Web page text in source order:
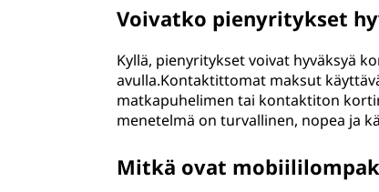
Voivatko pienyritykset
Kyllä, pienyritykset voivat hyväksyä
avulla.Kontaktittomat maksut
matkapuhelimen tai kontaktiton
menetelmä on turvallinen, nopea ja
Mitkä ovat